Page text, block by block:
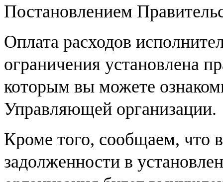
Постановлением
Оплата расходов
ограничения установлена
которым вы можете
Управляющей организации.
Кроме того, сообщаем, что
задолженности в